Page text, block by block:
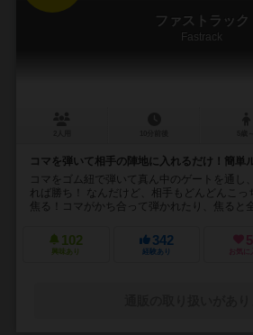
ファストラック
Fastrack
コマを弾いて相手の陣地に入れるだけ！簡単
コマをゴム紐で弾いて真ん中のゲートを通し
れば勝ち！ なんだけど、相手もどんどんこっ
焦る！コマがかち合って弾かれたり、焦ると全
102
興味あり
342
経験あり お気に